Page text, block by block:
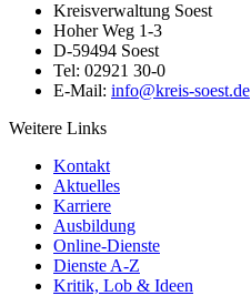
Kreisverwaltung Soest
Hoher Weg 1-3
D-59494 Soest
Tel: 02921 30-0
E-Mail: info@​kreis-soest.de
Weitere Links
Kontakt
Aktuelles
Karriere
Ausbildung
Online-Dienste
Dienste A-Z
Kritik, Lob & Ideen